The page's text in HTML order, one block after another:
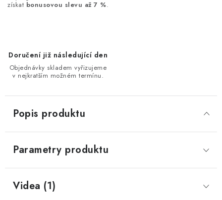
získat bonusovou slevu až 7 %.
Doručení již následující den
Objednávky skladem vyřizujeme
v nejkratším možném termínu.
Popis produktu
Parametry produktu
Videa (1)